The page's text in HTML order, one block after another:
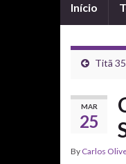
Início
Titã
MAR
25
By Carlos